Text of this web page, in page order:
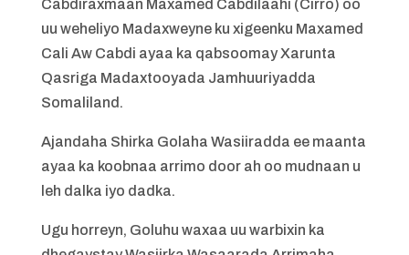
Cabdiraxmaan Maxamed Cabdilaahi (Cirro) oo
uu weheliyo Madaxweyne ku xigeenku Maxamed
Cali Aw Cabdi ayaa ka qabsoomay Xarunta
Qasriga Madaxtooyada Jamhuuriyadda
Somaliland.
Ajandaha Shirka Golaha Wasiiradda ee maanta
ayaa ka koobnaa arrimo door ah oo mudnaan u
leh dalka iyo dadka.
Ugu horreyn, Goluhu waxaa uu warbixin ka